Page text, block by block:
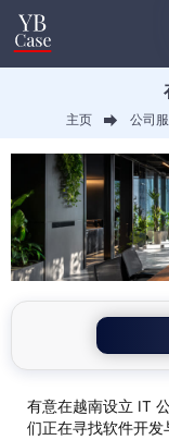
主页 公司
有意在越南设立 IT
们正在寻找软件开